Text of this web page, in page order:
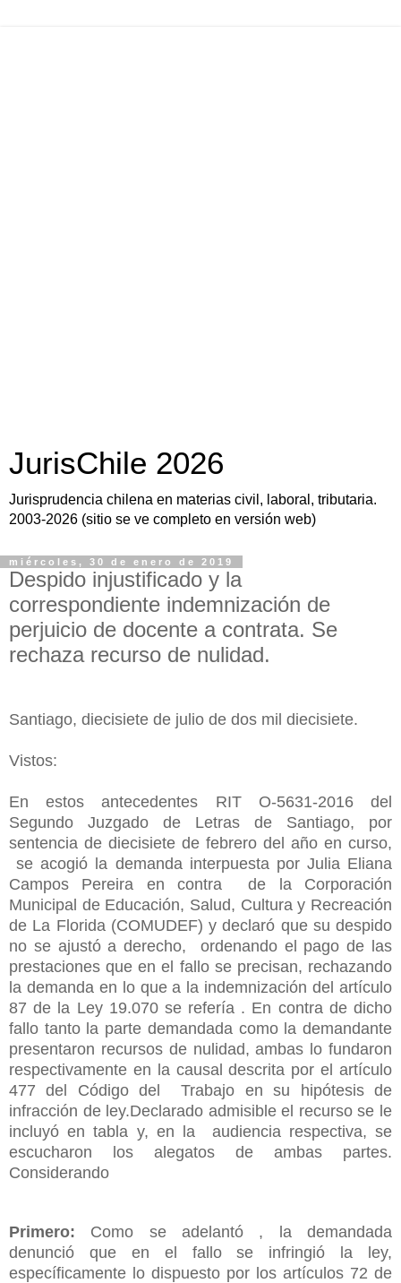
JurisChile 2026
Jurisprudencia chilena en materias civil, laboral, tributaria.
2003-2026 (sitio se ve completo en versión web)
miércoles, 30 de enero de 2019
Despido injustificado y la
correspondiente indemnización de
perjuicio de docente a contrata. Se
rechaza recurso de nulidad.
Santiago, diecisiete de julio de dos mil diecisiete.
Vistos:
En estos antecedentes RIT O-5631-2016 del
Segundo Juzgado de Letras de Santiago, por
sentencia de diecisiete de febrero del año en curso,
se acogió la demanda interpuesta por Julia Eliana
Campos Pereira en contra de la Corporación
Municipal de Educación, Salud, Cultura y Recreación
de La Florida (COMUDEF) y declaró que su despido
no se ajustó a derecho, ordenando el pago de las
prestaciones que en el fallo se precisan, rechazando
la demanda en lo que a la indemnización del artículo
87 de la Ley 19.070 se refería . En contra de dicho
fallo tanto la parte demandada como la demandante
presentaron recursos de nulidad, ambas lo fundaron
respectivamente en la causal descrita por el artículo
477 del Código del Trabajo en su hipótesis de
infracción de ley.Declarado admisible el recurso se le
incluyó en tabla y, en la audiencia respectiva, se
escucharon los alegatos de ambas partes.
Considerando
Primero: Como se adelantó , la demandada
denunció que en el fallo se infringió la ley,
específicamente lo dispuesto por los artículos 72 de